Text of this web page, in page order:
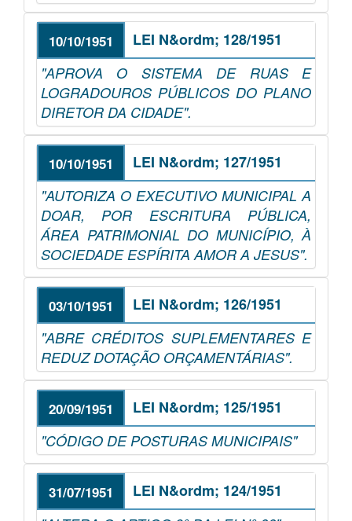
10/10/1951 LEI N&ordm; 128/1951
"APROVA O SISTEMA DE RUAS E
LOGRADOUROS PÚBLICOS DO PLANO
DIRETOR DA CIDADE".
10/10/1951 LEI N&ordm; 127/1951
"AUTORIZA O EXECUTIVO MUNICIPAL A
DOAR, POR ESCRITURA PÚBLICA,
ÁREA PATRIMONIAL DO MUNICÍPIO, À
SOCIEDADE ESPÍRITA AMOR A JESUS".
03/10/1951 LEI N&ordm; 126/1951
"ABRE CRÉDITOS SUPLEMENTARES E
REDUZ DOTAÇÃO ORÇAMENTÁRIAS".
20/09/1951 LEI N&ordm; 125/1951
"CÓDIGO DE POSTURAS MUNICIPAIS"
31/07/1951 LEI N&ordm; 124/1951